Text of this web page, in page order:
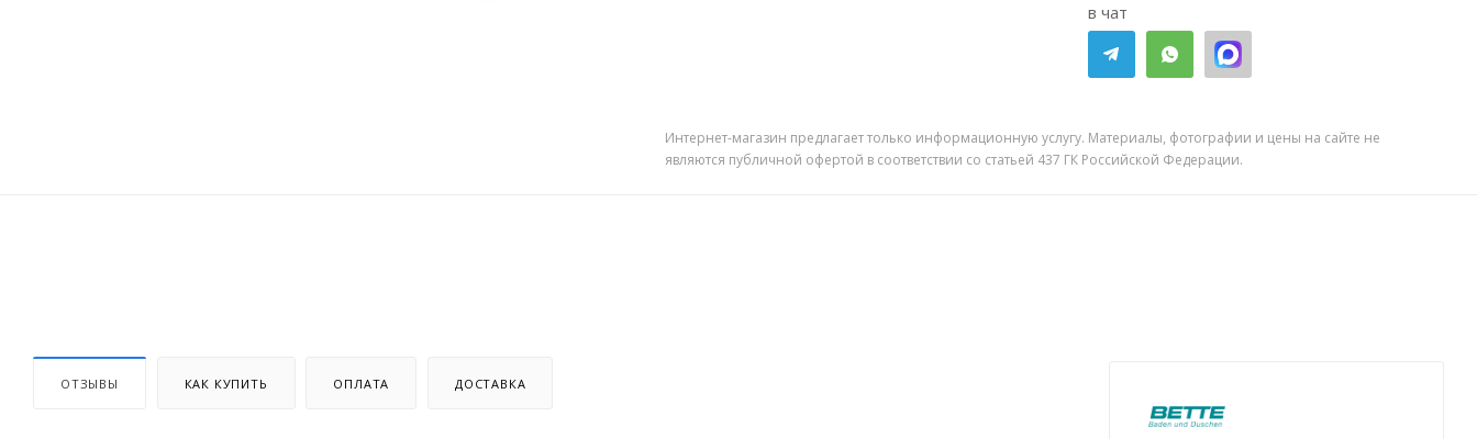
в чат
Интернет-магазин предлагает только информационную услугу. Материалы, фотографии и цены на сайте не
являются публичной офертой в соответствии со статьей 437 ГК Российской Федерации.
ОТЗЫВЫ КАК КУПИТЬ ОПЛАТА ДОСТАВКА